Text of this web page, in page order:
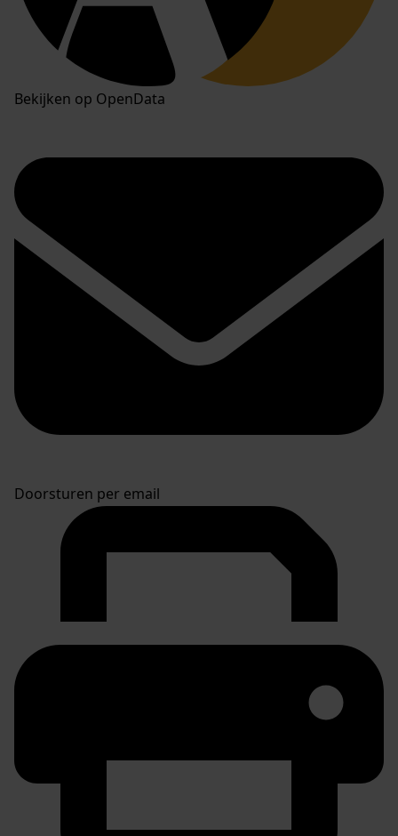
Bekijken op OpenData
Doorsturen per email